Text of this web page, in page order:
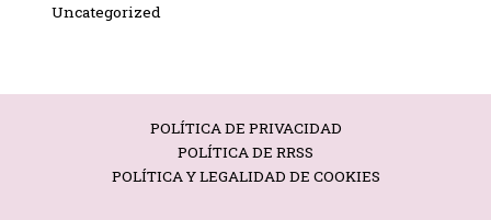
Uncategorized
POLÍTICA DE PRIVACIDAD
POLÍTICA DE RRSS
POLÍTICA Y LEGALIDAD DE COOKIES